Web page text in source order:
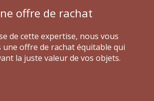
offre de rachat
de cette expertise, nous vous
offre de rachat équitable qui
la juste valeur de vos objets.